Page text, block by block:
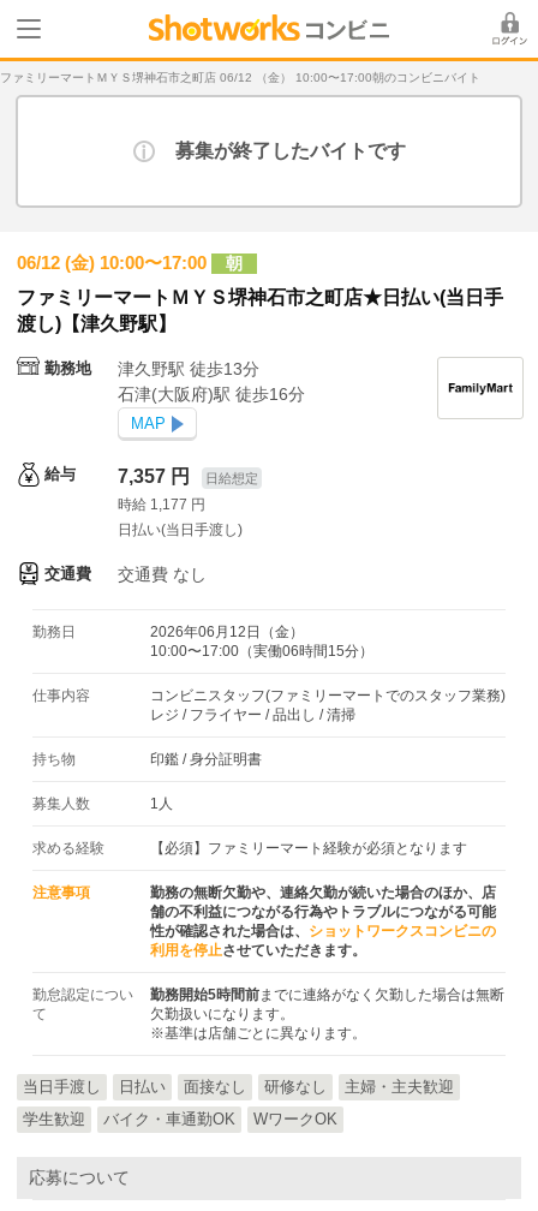
ファミリーマートＭＹＳ堺神石市之町店 06/12 （金） 10:00〜17:00朝のコンビニバイト
募集が終了したバイトです
06/12 (金) 10:00〜17:00 朝
ファミリーマートＭＹＳ堺神石市之町店★日払い(当日手
渡し)【津久野駅】
勤務地
津久野駅 徒歩13分
石津(大阪府)駅 徒歩16分
MAP
給与 7,357 円 日給想定
時給 1,177 円
日払い(当日手渡し)
交通費 交通費 なし
勤務日
2026年06月12日（金）
10:00〜17:00（実働06時間15分）
仕事内容
コンビニスタッフ(ファミリーマートでのスタッフ業務)
レジ / フライヤー / 品出し / 清掃
持ち物 印鑑 /身分証明書
募集人数 1人
求める経験 【必須】ファミリーマート経験が必須となります
注意事項
勤務の無断欠勤や、連絡欠勤が続いた場合のほか、店
舗の不利益につながる行為やトラブルにつながる可能
性が確認された場合は、
ショットワークスコンビニの
利用を停止させていただきます。
勤怠認定につい
て
勤務開始5時間前までに連絡がなく欠勤した場合は無断
欠勤扱いになります。
※基準は店舗ごとに異なります。
当日手渡し 日払い 面接なし 研修なし
主婦・主夫歓迎
学生歓迎
バイク・車通勤OK WワークOK
応募について